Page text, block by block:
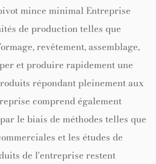
mince minimal Entreprise
de production telles que
revêtement, assemblage,
et produire rapidement une
répondant pleinement aux
comprend également
le biais de méthodes telles que
et les études de
de l'entreprise restent